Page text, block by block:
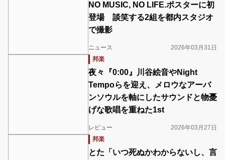
NO MUSIC, NO LIFE.ポスターに初
登場 談笑する2組を都内スタジオ
で撮影
ニュース
2026年03月31日
邦楽
夜々『0:00』川谷絵音やNight
Tempoらを迎え、メロウなアーバ
ンソウルを軸にしたサウンドと物憂
げな歌唱を重ねた1st
レビュー
2026年03月27日
邦楽
とた「いつ死ぬかわからないし、言